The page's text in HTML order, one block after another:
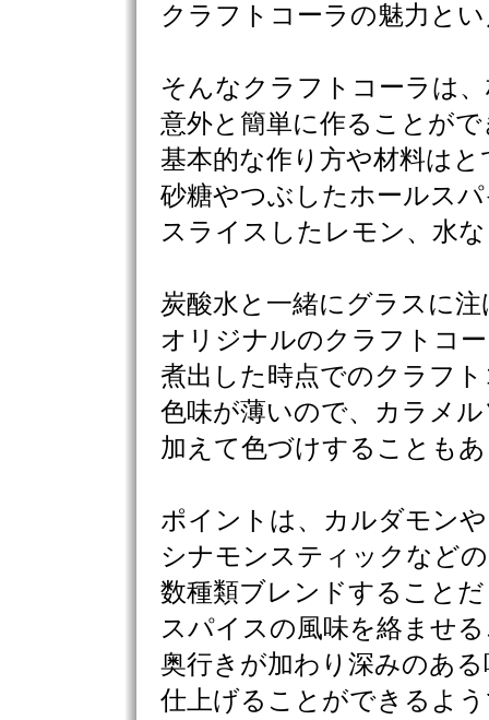
クラフトコーラの魅力と
そんなクラフトコーラは
意外と簡単に作ることが
基本的な作り方や材料は
砂糖やつぶしたホールス
スライスしたレモン、水
炭酸水と一緒にグラスに注
オリジナルのクラフトコ
煮出した時点でのクラフ
色味が薄いので、カラメ
加えて色づけすることも
ポイントは、カルダモン
シナモンスティックなど
数種類ブレンドすること
スパイスの風味を絡ませ
奥行きが加わり深みのあ
仕上げることができるよ